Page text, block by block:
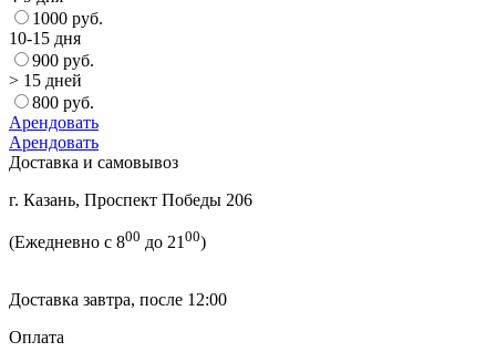
1000 руб.
10-15 дня
900 руб.
> 15 дней
800 руб.
Арендовать
Арендовать
Доставка и самовывоз
г. Казань, Проспект Победы 206
(Ежедневно с 800 до 21 00)
Доставка завтра, после 12:00
Оплата